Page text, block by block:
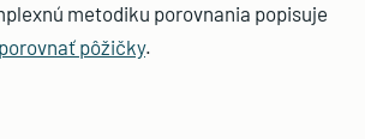
metodiku porovnania popisuje
pôžičky.